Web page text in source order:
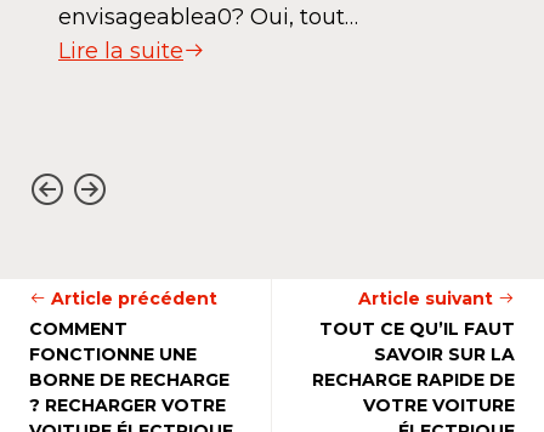
envisageablea0? Oui, tout…
Lire la suite
Article précédent
COMMENT
FONCTIONNE UNE
BORNE DE RECHARGE
? RECHARGER VOTRE
Article suivant
TOUT CE QU’IL FAUT
SAVOIR SUR LA
RECHARGE RAPIDE DE
VOTRE VOITURE